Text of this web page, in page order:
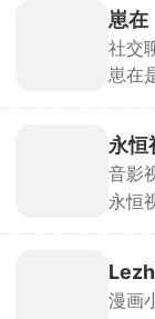
载和
聊剧
人。
崽在
社交
崽在
结局
声音
永恒
音影
永恒
演搜
就能
漫画